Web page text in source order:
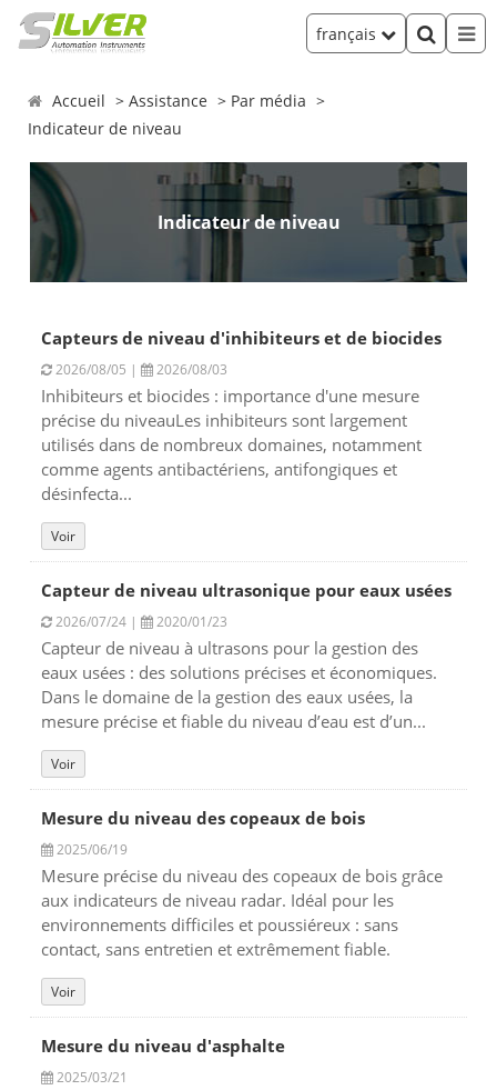
français
Accueil Assistance
Par média
Indicateur de niveau
Indicateur de niveau
Capteurs de niveau d'inhibiteurs et de biocides
2026/08/05 | 2026/08/03
Inhibiteurs et biocides : importance d'une mesure
précise du niveauLes inhibiteurs sont largement
utilisés dans de nombreux domaines, notamment
comme agents antibactériens, antifongiques et
désinfecta...
Voir
Capteur de niveau ultrasonique pour eaux usées
2026/07/24 | 2020/01/23
Capteur de niveau à ultrasons pour la gestion des
eaux usées : des solutions précises et économiques.
Dans le domaine de la gestion des eaux usées, la
mesure précise et fiable du niveau d’eau est d’un...
Voir
Mesure du niveau des copeaux de bois
2025/06/19
Mesure précise du niveau des copeaux de bois grâce
aux indicateurs de niveau radar. Idéal pour les
environnements difficiles et poussiéreux : sans
contact, sans entretien et extrêmement fiable.
Voir
Mesure du niveau d'asphalte
2025/03/21